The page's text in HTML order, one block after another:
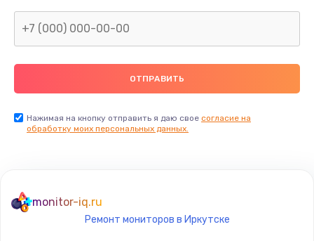
Нет звука
Не видит флешку
400 руб.
Заказать
Нажимая на кнопку отправить я даю свое согласие на
обработку моих персональных данных.
monitor-iq.ru
Ремонт мониторов в Иркутске